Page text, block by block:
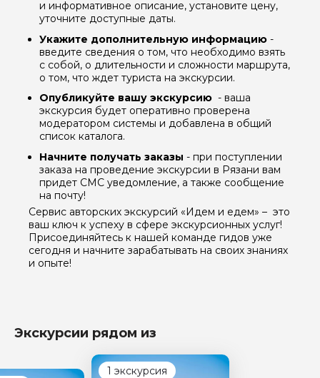
и информативное описание, установите цену,
уточните доступные даты.
Укажите дополнительную информацию -
введите сведения о том, что необходимо взять
с собой, о длительности и сложности маршрута,
о том, что ждет туриста на экскурсии.
Опубликуйте вашу экскурсию - ваша
экскурсия будет оперативно проверена
модератором системы и добавлена в общий
список каталога.
Начните получать заказы - при поступлении
заказа на проведение экскурсии в Рязани вам
придет СМС уведомление, а также сообщение
на почту!
Сервис авторских экскурсий «Идем и едем» – это
ваш ключ к успеху в сфере экскурсионных услуг!
Присоединяйтесь к нашей команде гидов уже
сегодня и начните зарабатывать на своих знаниях
и опыте!
Экскурсии рядом из
1 экскурсия
Как вас зовут